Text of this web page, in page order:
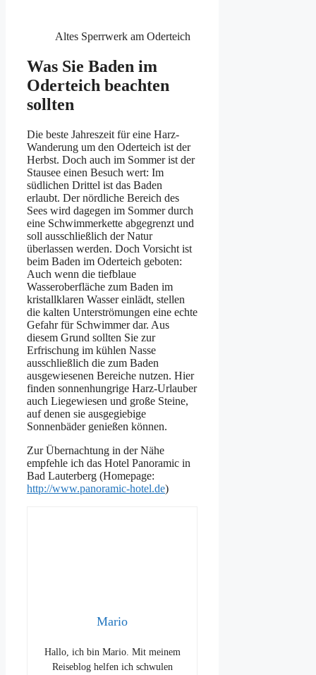
Altes Sperrwerk am Oderteich
Was Sie Baden im
Oderteich beachten
sollten
Die beste Jahreszeit für eine Harz-
Wanderung um den Oderteich ist der
Herbst. Doch auch im Sommer ist der
Stausee einen Besuch wert: Im
südlichen Drittel ist das Baden
erlaubt. Der nördliche Bereich des
Sees wird dagegen im Sommer durch
eine Schwimmerkette abgegrenzt und
soll ausschließlich der Natur
überlassen werden. Doch Vorsicht ist
beim Baden im Oderteich geboten:
Auch wenn die tiefblaue
Wasseroberfläche zum Baden im
kristallklaren Wasser einlädt, stellen
die kalten Unterströmungen eine echte
Gefahr für Schwimmer dar. Aus
diesem Grund sollten Sie zur
Erfrischung im kühlen Nasse
ausschließlich die zum Baden
ausgewiesenen Bereiche nutzen. Hier
finden sonnenhungrige Harz-Urlauber
auch Liegewiesen und große Steine,
auf denen sie ausgegiebige
Sonnenbäder genießen können.
Zur Übernachtung in der Nähe
empfehle ich das Hotel Panoramic in
Bad Lauterberg (Homepage:
http://www.panoramic-hotel.de)
Mario
Hallo, ich bin Mario. Mit meinem
Reiseblog helfen ich schwulen